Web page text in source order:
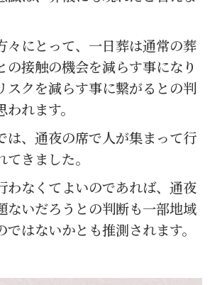
々にとって、一日葬は通常の葬
の接触の機会を減らす事になり
スクを減らす事に繋がるとの判
れます。
は、通夜の席で人が集まって行
きました。
わなくてよいのであれば、通夜
ないだろうとの判断も一部地域
はないかとも推測されます。